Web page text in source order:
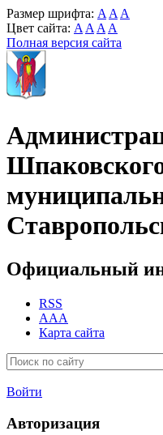
Размер шрифта: A A A
Цвет сайта: A A A A
Полная версия сайта
Официальный
RSS
AAA
Карта сайта
Войти
Авторизация